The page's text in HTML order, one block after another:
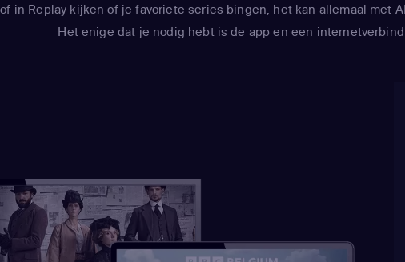
in Replay kijken of je favoriete series bingen, het kan allemaal met
Het enige dat je nodig hebt is de app en een